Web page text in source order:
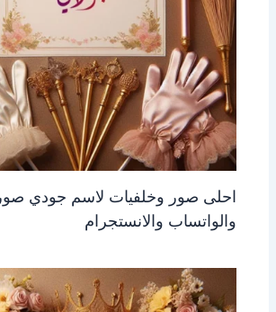
احلى صور وخلفيات لاسم جودي
والواتساب والانستجرام